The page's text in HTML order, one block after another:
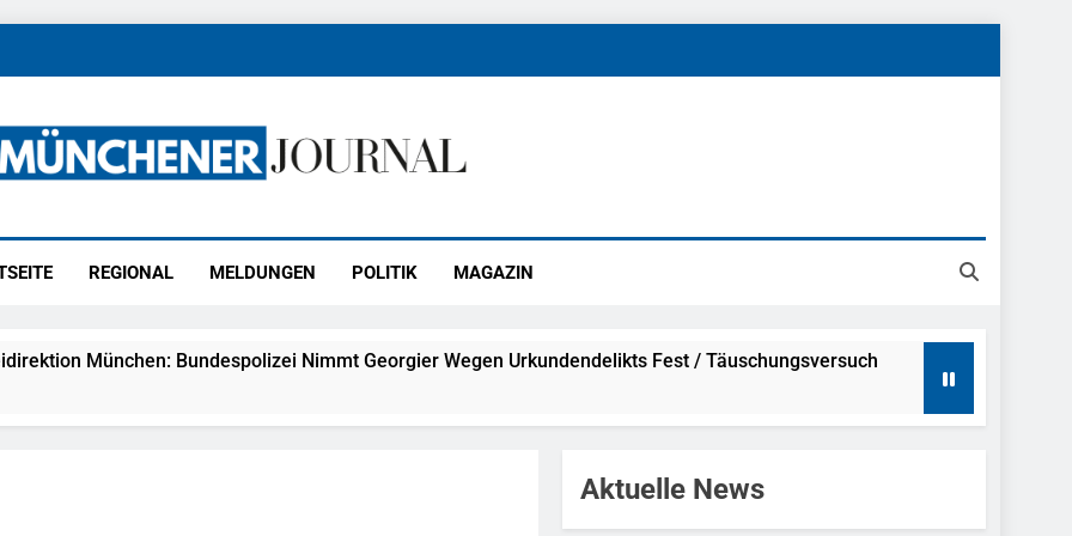
REGIONAL MELDUNGEN POLITIK MAGAZIN
München: Bundespolizei Nimmt Georgier Wegen Urkundendelikts Fest / Täuschungsversuch
München: Notruf Per Knopfdruck / Schnelle Festnahme Nach Sexueller Belästigung
Aktuelle News